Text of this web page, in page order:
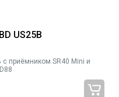
US25B
с приёмником SR40 Mini и